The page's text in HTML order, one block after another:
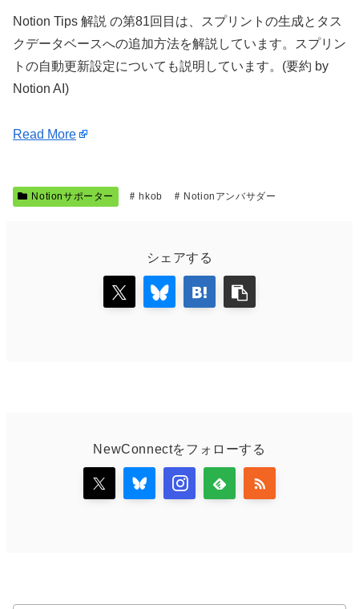
Notion Tips 解説 の第81回目は、スプリントの生成とタス
クデータベースへの追加方法を解説しています。スプリン
トの自動更新設定についても説明しています。(要約 by
Notion AI)
Read More
Notionサポーター hkob Notionアンバサダー
シェアする
NewConnectをフォローする